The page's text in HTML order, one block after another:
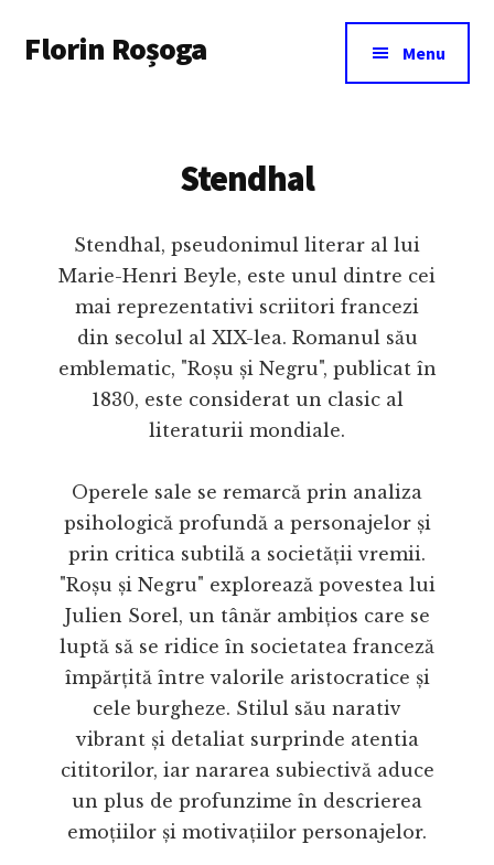
main
menu
Florin Roșoga Menu
Stendhal
Stendhal, pseudonimul literar al lui
Marie-Henri Beyle, este unul dintre cei
mai reprezentativi scriitori francezi
din secolul al XIX-lea. Romanul său
emblematic, "Roșu și Negru", publicat în
1830, este considerat un clasic al
literaturii mondiale.
Operele sale se remarcă prin analiza
psihologică profundă a personajelor și
prin critica subtilă a societății vremii.
"Roșu și Negru" explorează povestea lui
Julien Sorel, un tânăr ambițios care se
luptă să se ridice în societatea franceză
împărțită între valorile aristocratice și
cele burgheze. Stilul său narativ
vibrant și detaliat surprinde atentia
cititorilor, iar nararea subiectivă aduce
un plus de profunzime în descrierea
emoțiilor și motivațiilor personajelor.